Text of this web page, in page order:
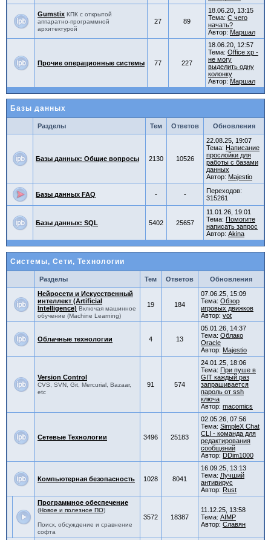
Gumstix КПК с открытой
аппаратно-программной
архитектурой
27 89
18.06.20, 13:15
Тема: С чего
начать?
Автор: Маршал
Прочие операционные системы 77 227
18.06.20, 12:57
Тема: Office xp -
не могу
выделить одну
колонку
Автор: Маршал
Базы данных
Разделы Тем Ответов Обновления
Базы данных: Общие вопросы 2130 10526
22.08.25, 19:07
Тема: Написание
прослойки для
работы с базами
данных
Автор: Majestio
Базы данных FAQ - -
Переходов:
315261
Базы данных: SQL 5402 25657
11.01.26, 19:01
Тема: Помогите
написать запрос
Автор: Akina
Системы, Сети, Технологии
Разделы Тем Ответов
Обновления
Нейросети и Искусственный
интеллект (Artificial
Intelligence) Включая машинное
обучение (Machine Learning)
19 184
07.06.25, 15:09
Тема: Обзор
игровых движков
Автор: vot
Облачные технологии 4 13
05.01.26, 14:37
Тема: Облако
Oracle
Автор: Majestio
Version Control
CVS, SVN, Git, Mercurial, Bazaar,
etc
91 574
24.01.25, 18:06
Тема: При пуше в
GIT каждый раз
запрашивается
пароль от ssh
ключа
Автор: macomics
Сетевые Технологии 3496 25183
02.05.26, 07:56
Тема: SimpleX Chat
CLI - команда для
редактирования
сообщений
Автор: DDim1000
Компьютерная безопасность 1028 8041
16.09.25, 13:13
Тема: Лучший
антивирус
Автор: Rust
Программное обеспечение
(Новое и полезное ПО)
Поиск, обсуждение и сравнение
софта
3572 18387
11.12.25, 13:58
Тема: AIMP
Автор: Славян